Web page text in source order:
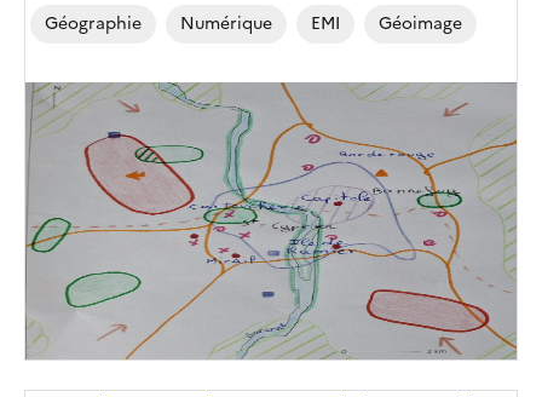
Géographie Numérique EMI Géoimage
Image
de
couverture
(conseillée)